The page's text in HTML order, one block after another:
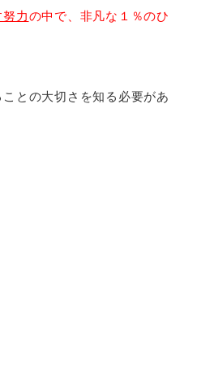
力の中で、非凡な１％のひ
との大切さを知る必要があ